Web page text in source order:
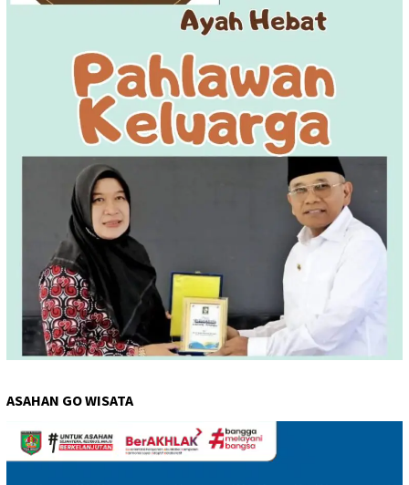
ASAHAN GO WISATA
Pemutar
Video